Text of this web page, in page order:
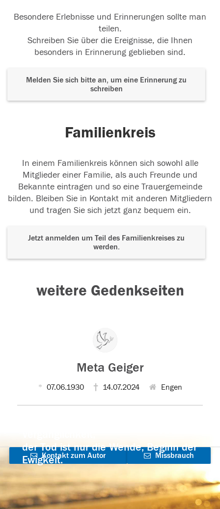
Besondere Erlebnisse und Erinnerungen sollte man
teilen.
Schreiben Sie über die Ereignisse, die Ihnen
besonders in Erinnerung geblieben sind.
Melden Sie sich bitte an, um eine Erinnerung zu
schreiben
Familienkreis
In einem Familienkreis können sich sowohl alle
Mitglieder einer Familie, als auch Freunde und
Bekannte eintragen und so eine Trauergemeinde
bilden. Bleiben Sie in Kontakt mit anderen Mitgliedern
und tragen Sie sich jetzt ganz bequem ein.
Jetzt anmelden um Teil des Familienkreises zu
werden.
weitere Gedenkseiten
Meta Geiger
07.06.1930 14.07.2024 Engen
der Tod ist nur die Wende, Beginn der
Ewigkeit.
Kontakt zum Autor
aufnehmen
Missbrauch